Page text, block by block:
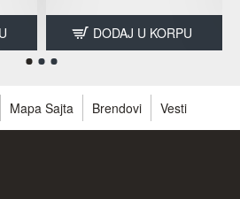
DODAJ U KORPU
Mapa Sajta Brendovi Vesti